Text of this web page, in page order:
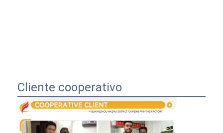
Cliente cooperativo